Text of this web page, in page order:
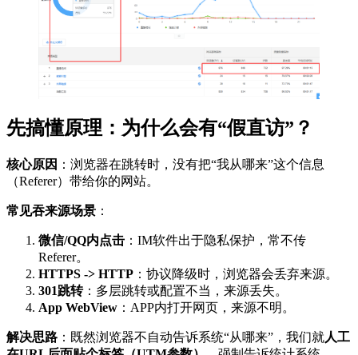
先搞懂原理：为什么会有“假直访”？
核心原因 ：浏览器在跳转时，没有把“我从哪来”这个信息
（Referer）带给你的网站。
常见吞来源场景 ：
微信/QQ内点击 ：IM软件出于隐私保护，常不传
Referer。
HTTPS -> HTTP ：协议降级时，浏览器会丢弃来源。
301跳转：多层跳转或配置不当，来源丢失。
App WebView ：APP内打开网页，来源不明。
解决思路 ：既然浏览器不自动告诉系统“从哪来”，我们就人工